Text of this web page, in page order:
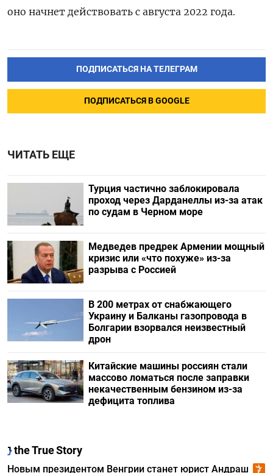
оно начнет действовать с августа 2022 года.
ПОДПИСАТЬСЯ НА ТЕЛЕГРАМ
ПОДПИСАТЬСЯ В GOOGLE
ЧИТАТЬ ЕЩЕ
Турция частично заблокировала
проход через Дарданеллы из-за атак
по судам в Черном море
Медведев предрек Армении мощный
кризис или «что похуже» из-за
разрыва с Россией
В 200 метрах от снабжающего
Украину и Балканы газопровода в
Болгарии взорвался неизвестный
дрон
Китайские машины россиян стали
массово ломаться после заправки
некачественным бензином из-за
дефицита топлива